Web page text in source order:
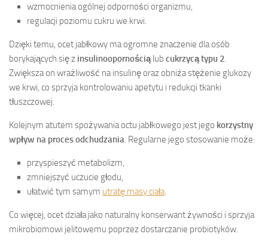
wzmocnienia ogólnej odporności organizmu,
regulacji poziomu cukru we krwi.
Dzięki temu, ocet jabłkowy ma ogromne znaczenie dla osób
borykających się z insulinoopornością lub cukrzycą typu 2
Zwiększa on wrażliwość na insulinę oraz obniża stężenie glukozy
we krwi, co sprzyja kontrolowaniu apetytu i redukcji tkanki
tłuszczowej.
Kolejnym atutem spożywania octu jabłkowego jest jego korzystny
wpływ na proces odchudzania . Regularne jego stosowanie może:
przyspieszyć metabolizm,
zmniejszyć uczucie głodu,
ułatwić tym samym utratę masy ciała
Co więcej, ocet działa jako naturalny konserwant żywności i sprzyja
mikrobiomowi jelitowemu poprzez dostarczanie probiotyków.